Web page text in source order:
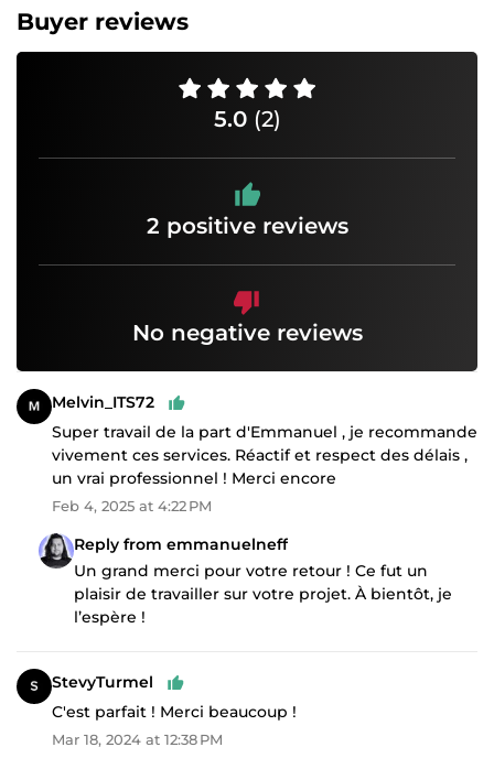
Buyer reviews
5.0 (2)
2 positive reviews
No negative reviews
Melvin_ITS72
Super travail de la part d'Emmanuel , je recommande
vivement ces services. Réactif et respect des délais ,
un vrai professionnel ! Merci encore
Feb 4, 2025 at 4:22 PM
Reply from emmanuelneff
Un grand merci pour votre retour ! Ce fut un
plaisir de travailler sur votre projet. À bientôt, je
l’espère !
StevyTurmel
C'est parfait ! Merci beaucoup !
Mar 18, 2024 at 12:38 PM